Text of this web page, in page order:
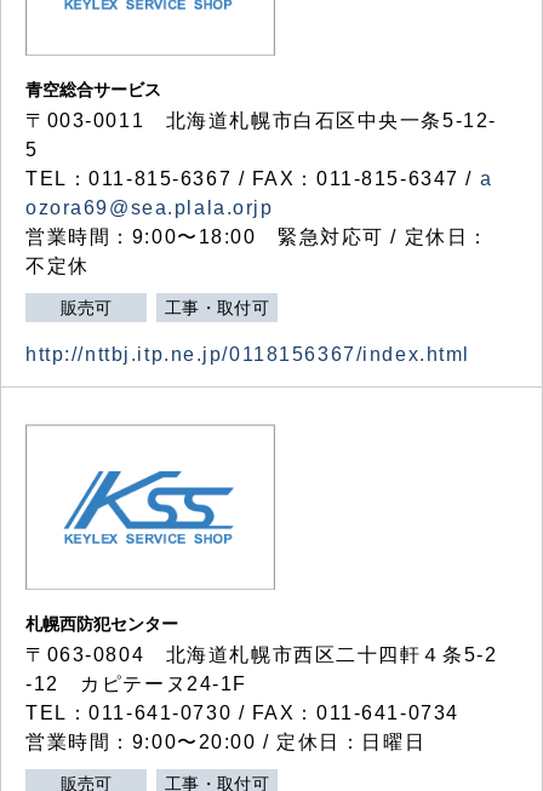
青空総合サービス
〒003-0011 北海道札幌市白石区中央一条5-12-
5
TEL：011-815-6367 / FAX：011-815-6347 / a
ozora69@sea.plala.orjp
営業時間：9:00〜18:00 緊急対応可 / 定休日：
不定休
販売可 工事・取付可
http://nttbj.itp.ne.jp/0118156367/index.html
札幌西防犯センター
〒063-0804 北海道札幌市西区二十四軒４条5-2
-12 カピテーヌ24-1F
TEL：011-641-0730 / FAX：011-641-0734
営業時間：9:00〜20:00 / 定休日：日曜日
販売可 工事・取付可